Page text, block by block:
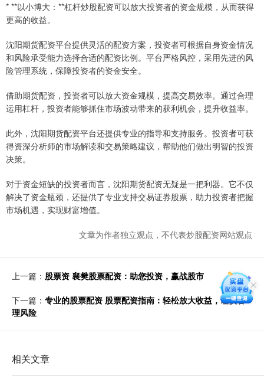
* **以小博大：**杠杆炒股配资可以放大投资者的资金规模，从而获得
更高的收益。
沈阳期货配资平台提供灵活的配资方案，投资者可根据自身资金情况
和风险承受能力选择合适的配资比例。平台严格风控，采用先进的风
险管理系统，保障投资者的资金安全。
借助期货配资，投资者可以放大资金规模，提高交易效率。通过合理
运用杠杆，投资者能够抓住市场波动带来的获利机会，提升收益率。
此外，沈阳期货配资平台还提供专业的指导和支持服务。投资者可获
得资深分析师的市场解读和交易策略建议，帮助他们做出明智的投资
决策。
对于资金短缺的投资者而言，沈阳期货配资无疑是一把利器。它不仅
解决了资金瓶颈，还提供了专业支持交易证券股票，助力投资者把握
市场机遇，实现财富增值。
文章为作者独立观点，不代表炒股配资网站观点
上一篇： 股票资 襄樊股票配资：助您投资，赢战股市
下一篇： 专业的股票配资 股票配资指南：轻松放大收益，谨慎管
理风险
相关文章